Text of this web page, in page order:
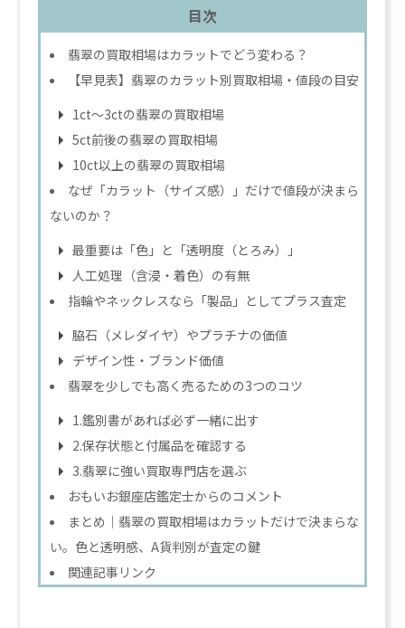
目次
翡翠の買取相場はカラットでどう変わる？
【早見表】翡翠のカラット別買取相場・値段の目安
1ct～3ctの翡翠の買取相場
5ct前後の翡翠の買取相場
10ct以上の翡翠の買取相場
なぜ「カラット（サイズ感）」だけで値段が決まら
ないのか？
最重要は「色」と「透明度（とろみ）」
人工処理（含浸・着色）の有無
指輪やネックレスなら「製品」としてプラス査定
脇石（メレダイヤ）やプラチナの価値
デザイン性・ブランド価値
翡翠を少しでも高く売るための3つのコツ
1.鑑別書があれば必ず一緒に出す
2.保存状態と付属品を確認する
3.翡翠に強い買取専門店を選ぶ
おもいお銀座店鑑定士からのコメント
まとめ｜翡翠の買取相場はカラットだけで決まらな
い。色と透明感、A貨判別が査定の鍵
関連記事リンク